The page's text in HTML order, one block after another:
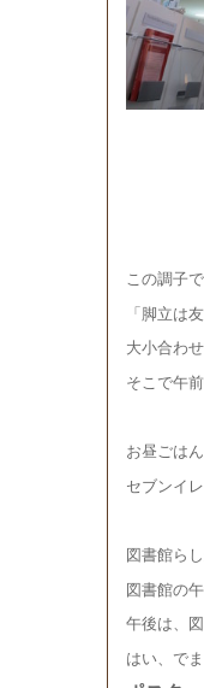
この調子で
「脚立は
大小合わ
そこで午
お昼ごはん
セブンイ
図書館ら
図書館の
午後は、
はい、で